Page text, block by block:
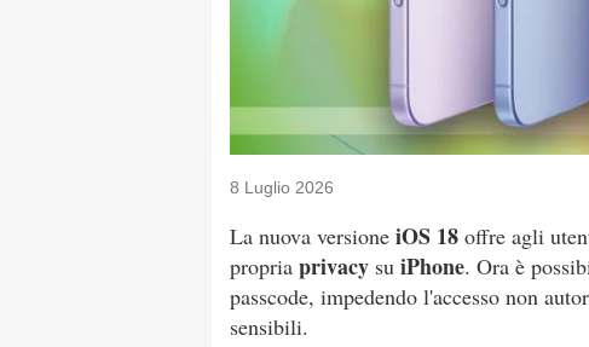
8 Luglio 2026
La nuova versione iOS 18 offre agli
propria privacy su iPhone. Ora è
passcode, impedendo l'accesso non
sensibili.